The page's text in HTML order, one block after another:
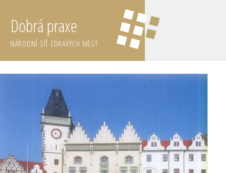
Dobrá praxe
NÁRODNÍ SÍŤ ZDRAVÝCH MĚST